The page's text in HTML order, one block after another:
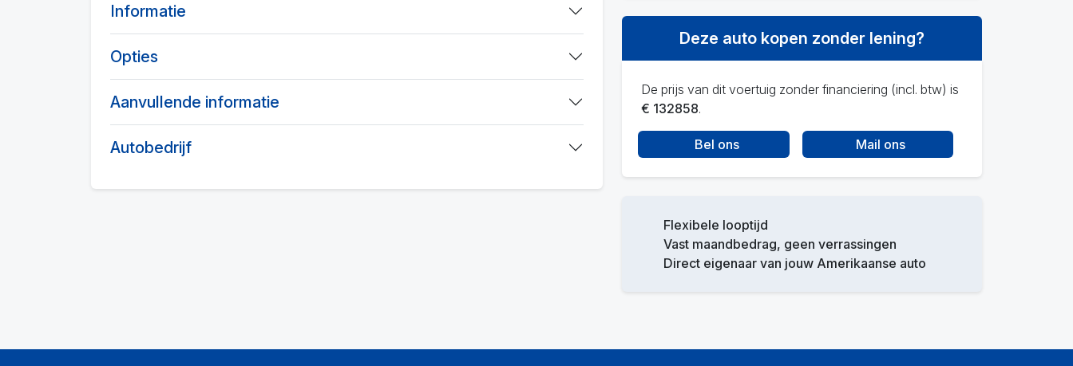
Informatie
Opties
Aanvullende informatie
Autobedrijf
Deze auto kopen zonder lening?
De prijs van dit voertuig zonder financiering (incl. btw) is
€ 132858.
Bel ons Mail ons
Flexibele looptijd
Vast maandbedrag, geen verrassingen
Direct eigenaar van jouw Amerikaanse auto